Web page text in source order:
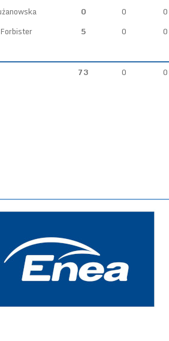
0 0
0
5 0 0
73 0 0